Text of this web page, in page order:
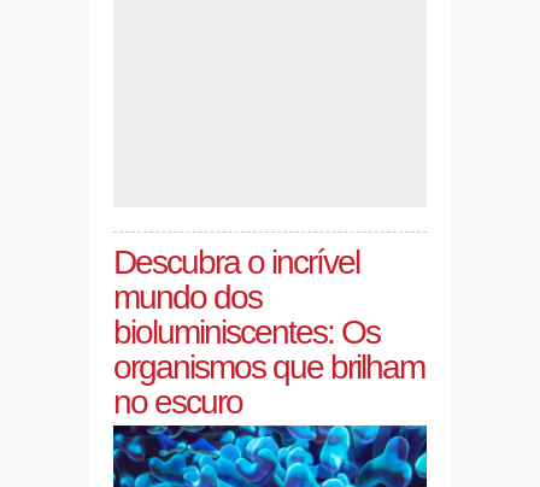
Descubra o incrível
mundo dos
bioluminiscentes: Os
organismos que brilham
no escuro